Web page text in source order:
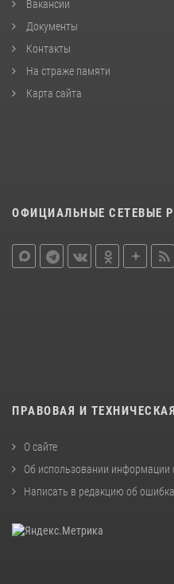
Вакансии
Документы
Контакты
На страже памяти
Карта сайта
ОФИЦИАЛЬНЫЕ СЕТЕВЫЕ
ПРАВОВАЯ И
О сайте
Об использовании информации
Написать в редакцию об